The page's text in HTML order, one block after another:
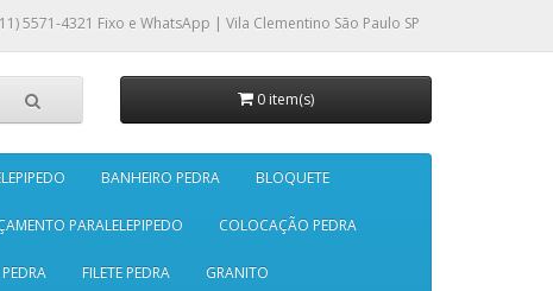
5571-4321 Fixo e WhatsApp | Vila Clementino São Paulo SP
0 item(s)
BANHEIRO PEDRA BLOQUETE
PARALELEPIPEDO COLOCAÇÃO PEDRA
FILETE PEDRA GRANITO